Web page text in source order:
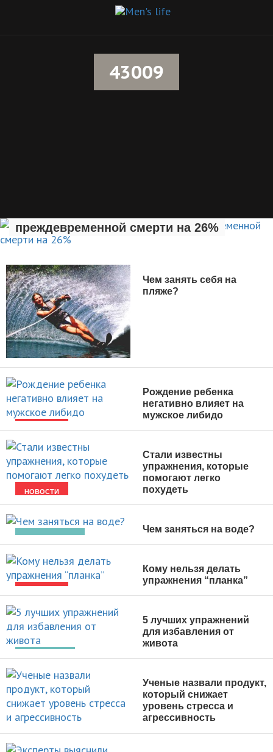
43009
преждевременной смерти на 26%
АКТИВНЫЙ ОТДЫХ
Чем занять себя на
пляже?
НОВОСТИ
Рождение ребенка
негативно влияет на
мужское либидо
НОВОСТИ
Стали известны
упражнения, которые
помогают легко
похудеть
Чем заняться на воде?
Кому нельзя делать
упражнения “планка”
ПОХУДЕНИЕ
5 лучших упражнений
для избавления от
живота
НОВОСТИ
Ученые назвали продукт,
который снижает
уровень стресса и
агрессивность